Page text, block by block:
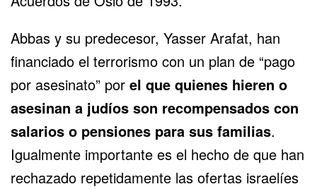
Abbas y su predecesor, Yasser Arafat, han
financiado el terrorismo con un plan de “pago
por asesinato” por el que quienes hieren o
asesinan a judíos son recompensados con
salarios o pensiones para sus familias.
Igualmente importante es el hecho de que han
rechazado repetidamente las ofertas israelíes